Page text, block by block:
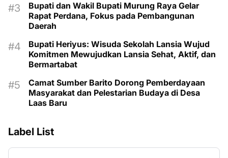
Bupati dan Wakil Bupati Murung Raya Gelar
Rapat Perdana, Fokus pada Pembangunan
Daerah
Bupati Heriyus: Wisuda Sekolah Lansia Wujud
Komitmen Mewujudkan Lansia Sehat, Aktif, dan
Bermartabat
Camat Sumber Barito Dorong Pemberdayaan
Masyarakat dan Pelestarian Budaya di Desa
Laas Baru
Label List